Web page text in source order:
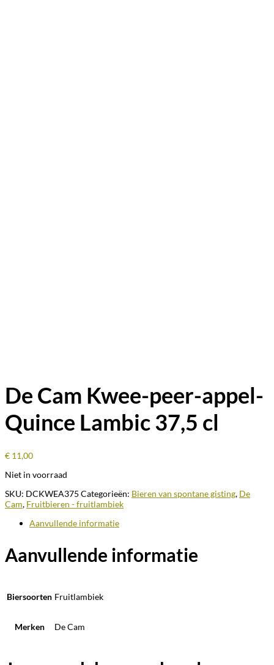
De Cam Kwee-peer-appel-
Quince Lambic 37,5 cl
€ 11,00
Niet in voorraad
SKU: DCKWEA375 Categorieën: Bieren van spontane gisting, De
Cam, Fruitbieren - fruitlambiek
Aanvullende informatie
Aanvullende informatie
Biersoorten Fruitlambiek
Merken De Cam